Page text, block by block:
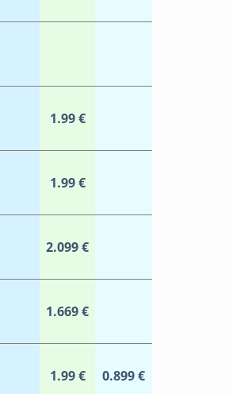
1.99 €
1.99 €
2.099 €
1.669 €
1.99 € 0.899 €